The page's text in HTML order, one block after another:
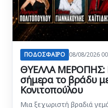
ΠΟΔΟΣΦΑΙΡΟ 08/08/2026
ΘΥΕΛΛΑ ΜΕΡΟΠΗΣ:
σήμερα το βράδυ
Κονιτοπούλου
Μια ξεχωριστή βραδιά